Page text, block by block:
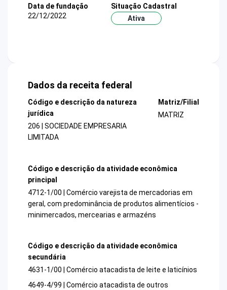
Data de fundação
22/12/2022
Situação Cadastral
Ativa
Dados da receita federal
Código e descrição da natureza
jurídica
206 | SOCIEDADE EMPRESARIA
LIMITADA
Matriz/Filial
MATRIZ
Código e descrição da atividade econômica
principal
4712-1/00 | Comércio varejista de mercadorias em
geral, com predominância de produtos alimentícios -
minimercados, mercearias e armazéns
Código e descrição da atividade econômica
secundária
4631-1/00 | Comércio atacadista de leite e laticínios
4649-4/99 | Comércio atacadista de outros